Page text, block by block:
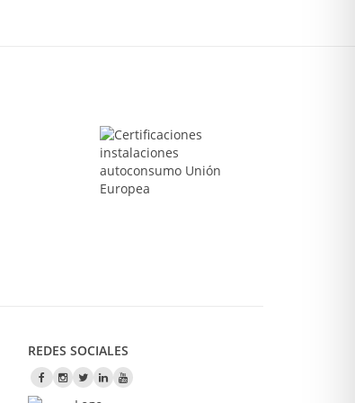
REDES SOCIALES